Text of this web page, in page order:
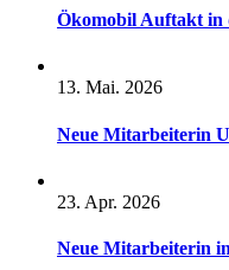
Ökomobil Auftakt in
13. Mai. 2026
Neue Mitarbeiterin
23. Apr. 2026
Neue Mitarbeiterin